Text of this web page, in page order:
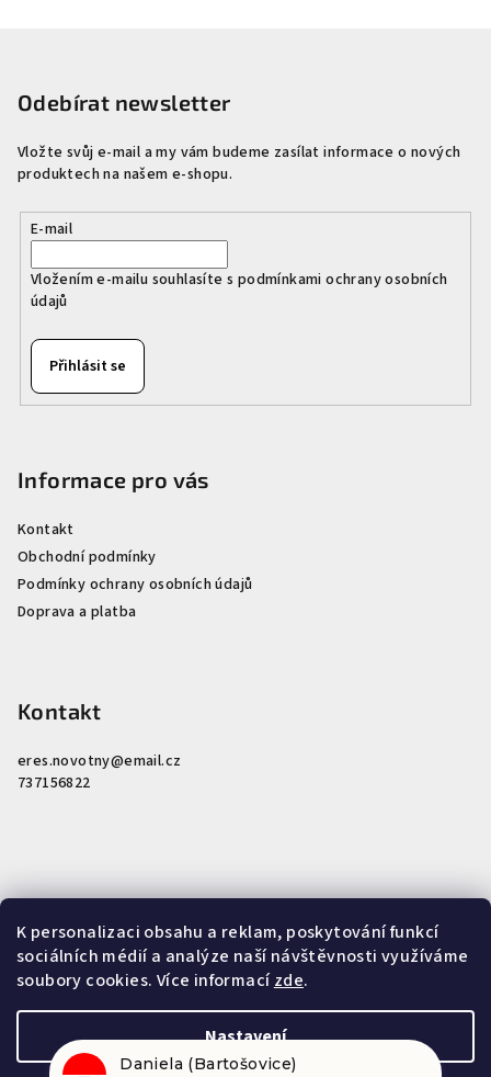
K personalizaci obsahu a reklam, poskytování funkcí
sociálních médií a analýze naší návštěvnosti využíváme
soubory cookies. Více informacízde.
Nastavení
Odebírat newsletter
Vložte svůj e-mail a my vám budeme zasílat informace o nových
produktech na našem e-shopu.
E-mail
Vložením e-mailu souhlasíte s podmínkami ochrany osobních
údajů
Přihlásit se
Informace pro vás
Kontakt
Obchodní podmínky
Podmínky ochrany osobních údajů
Doprava a platba
Kontakt
eres.novotny@email.cz
737156822
Nákupní košík
Copyright 2026Miroslav Novotný - Tradiční čínská medicína
právě objednal:(900) Nápoj čínských